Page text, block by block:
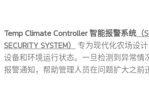
Temp Climate Controller 智能报警系统
SECURITY SYSTEM）
专为现代化农场设
设备和环境运行状态。一旦检测到异常情
报警通知，帮助管理人员在问题扩大之前